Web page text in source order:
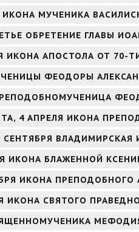
МУЧЕНИКА
ОБРЕТЕНИЕ ГЛАВЫ
ИКОНА АПОСТОЛА ОТ 70-
ФЕОДОРЫ
4 АПРЕЛЯ ИКОНА
СЕНТЯБРЯ
ИКОНА БЛАЖЕННОЙ
ИКОНА ПРЕПОДОБНОГО
ИКОНА СВЯТОГО